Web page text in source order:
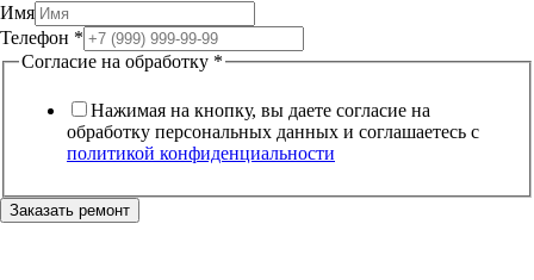
Имя
Телефон *
Согласие на обработку *
Нажимая на кнопку, вы даете согласие на
обработку персональных данных и соглашаетесь c
политикой конфиденциальности
Заказать ремонт